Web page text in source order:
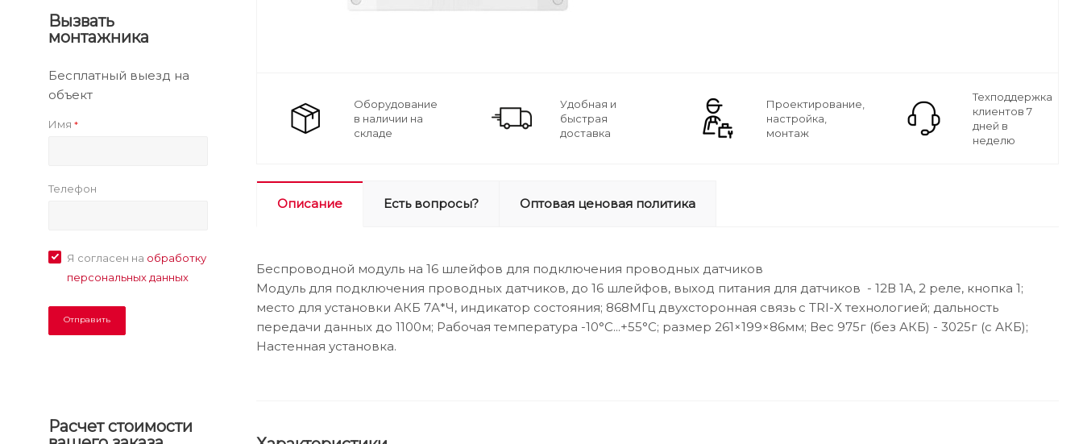
Оборудование
в наличии на
складе
Удобная и
быстрая
доставка
Проектирование,
настройка,
монтаж
Техподдержка
клиентов 7
дней в
неделю
Описание Есть вопросы? Оптовая ценовая политика
Беспроводной модуль на 16 шлейфов для подключения проводных датчиков
Модуль для подключения проводных датчиков, до 16 шлейфов, выход питания для датчиков - 12В 1А, 2 реле, кнопка 1;
место для установки АКБ 7А*Ч, индикатор состояния; 868МГц двухсторонная связь с TRI-X технологией; дальность
передачи данных до 1100м; Рабочая температура -10°C...+55°C; размер 261×199×86мм; Вес 975г (без АКБ) - 3025г (с АКБ);
Настенная установка.
Вызвать
монтажника
Бесплатный выезд на
объект
Имя *
Телефон
Я согласен на обработку
персональных данных
Расчет стоимости